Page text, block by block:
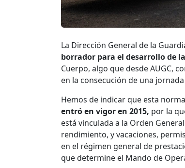
La Dirección General de la
borrador para el desarrollo de
Cuerpo, algo que desde AUGC,
en la consecución de una
Hemos de indicar que esta
entró en vigor en 2015, por la
está vinculada a la Orden
rendimiento, y vacaciones,
en el régimen general de
que determine el Mando de